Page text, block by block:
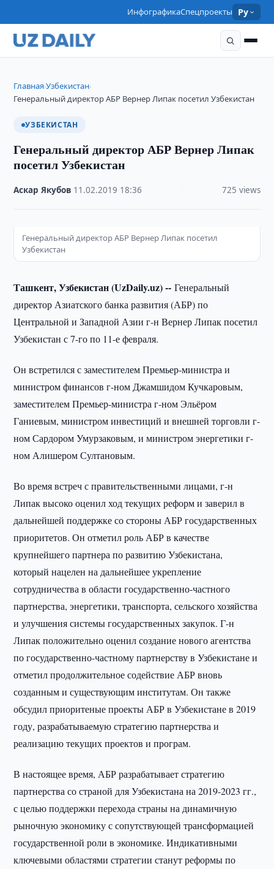
ИнфографикаСпецпроекты Ру
Главная›Узбекистан›
Генеральный директор АБР Вернер Липак посетил Узбекистан
УЗБЕКИСТАН
Генеральный директор АБР Вернер Липак
посетил Узбекистан
Аскар Якубов 11.02.2019 18:36 725 views
Генеральный директор АБР Вернер Липак посетил
Узбекистан
Ташкент, Узбекистан (UzDaily.uz) --Генеральный
директор Азиатского банка развития (АБР) по
Центральной и Западной Азии г-н Вернер Липак посетил
Узбекистан с 7-го по 11-е февраля.
Он встретился с заместителем Премьер-министра и
министром финансов г-ном Джамшидом Кучкаровым,
заместителем Премьер-министра г-ном Эльёром
Ганиевым, министром инвестиций и внешней торговли г-
ном Сардором Умурзаковым, и министром энергетики г-
ном Алишером Султановым.
Во время встреч с правительственными лицами, г-н
Липак высоко оценил ход текущих реформ и заверил в
дальнейшей поддержке со стороны АБР государственных
приоритетов. Он отметил роль АБР в качестве
крупнейшего партнера по развитию Узбекистана,
который нацелен на дальнейшее укрепление
сотрудничества в области государственно-частного
партнерства, энергетики, транспорта, сельского хозяйства
и улучшения системы государственных закупок. Г-н
Липак положительно оценил создание нового агентства
по государственно-частному партнерству в Узбекистане и
отметил продолжительное содействие АБР вновь
созданным и существующим институтам. Он также
обсудил приоритеные проекты АБР в Узбекистане в 2019
году, разрабатываемую стратегию партнерства и
реализацию текущих проектов и програм.
В настоящее время, АБР разрабатывает стратегию
партнерства со страной для Узбекистана на 2019-2023 гг.,
с целью поддержки перехода страны на динамичную
рыночную экономику с сопутствующей трансформацией
государственной роли в экономике. Индикативными
ключевыми областями стратегии станут реформы по